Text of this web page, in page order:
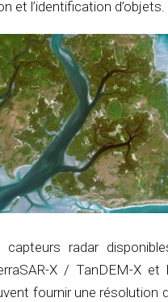
et l’identification d’objets.
radar
X / TanDEM-X et
fournir une résolution